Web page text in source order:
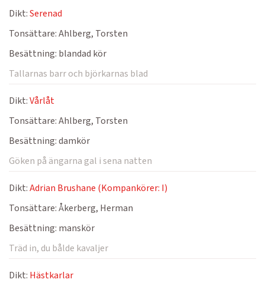
Dikt:Serenad
Tonsättare:Ahlberg, Torsten
Besättning: blandad kör
Tallarnas barr och björkarnas blad
Dikt:Vårlåt
Tonsättare:Ahlberg, Torsten
Besättning:damkör
Göken på ängarna gal i sena natten
Dikt:Adrian Brushane (Kompankörer: I)
Tonsättare:Åkerberg, Herman
Besättning: manskör
Träd in, du bålde kavaljer
Dikt: Hästkarlar